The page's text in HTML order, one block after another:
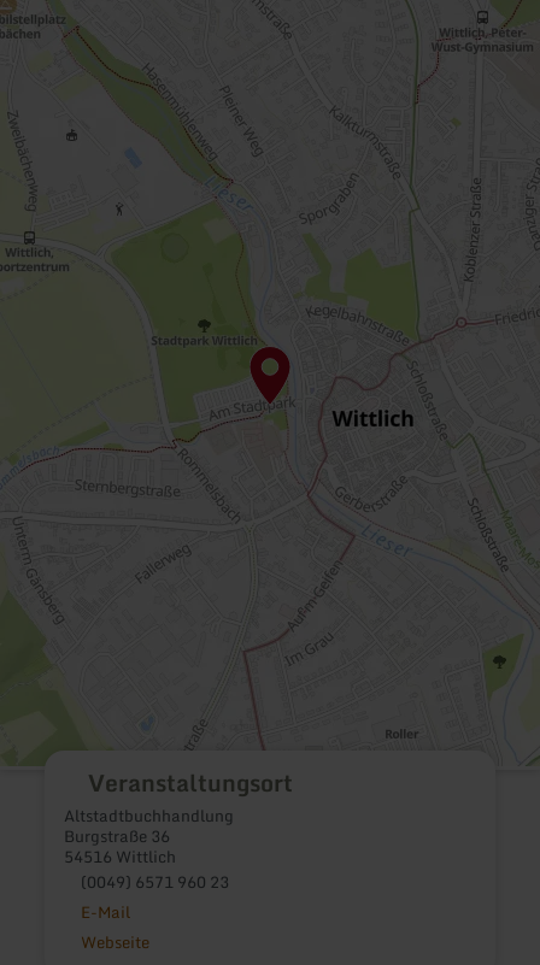
Veranstaltungsort
Altstadtbuchhandlung
Burgstraße 36
54516 Wittlich
(0049) 6571 960 23
E-Mail
Webseite